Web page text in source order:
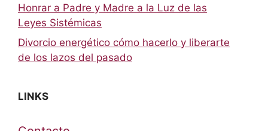
Honrar a Padre y Madre a la Luz de las
Leyes Sistémicas
Divorcio energético cómo hacerlo y liberarte
de los lazos del pasado
LINKS